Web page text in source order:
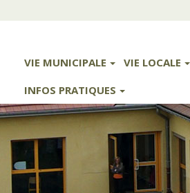
VIE MUNICIPALE VIE LOCALE
INFOS PRATIQUES